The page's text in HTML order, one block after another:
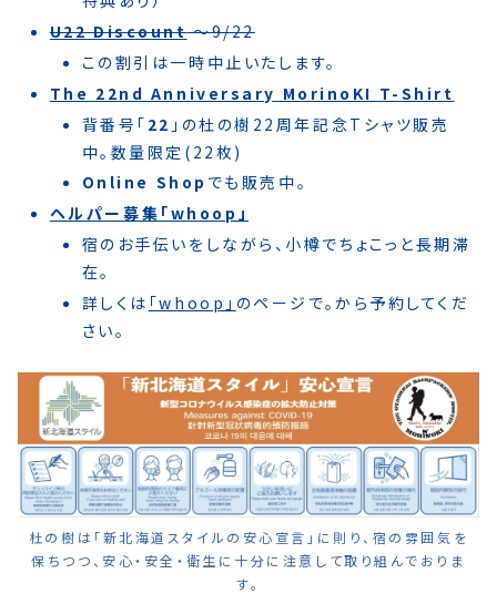
U22 Discount〜9/22
この割引は一時中止いたします。
The 22nd Anniversary MorinoKI T-Shirt
背番号｢ 22 ｣の杜の樹22周年記念Tシャツ販売
中。数量限定(22枚)
Online Shop でも販売中。
ヘルパー募集「whoop」
宿のお手伝いをしながら、小樽でちょこっと長期滞
在。
詳しくは 「whoop」 のページで。から予約してくだ
さい。
杜の樹は「新北海道スタイルの安心宣言」に則り、宿の雰囲気を
保ちつつ、安心・安全・衛生に十分に注意して取り組んでおりま
す。